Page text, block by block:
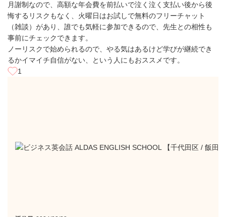
月謝制なので、高額な年会費を前払いで泣く泣く支払い後から後
悔するリスクもなく、火曜日はお試しで無料のフリーチャット
（雑談）があり、誰でも気軽に参加できるので、先生との相性も
事前にチェックできます。
ノーリスクで始められるので、やる気はあるけど学びが継続でき
るかイマイチ自信がない、という人にもおススメです。
1